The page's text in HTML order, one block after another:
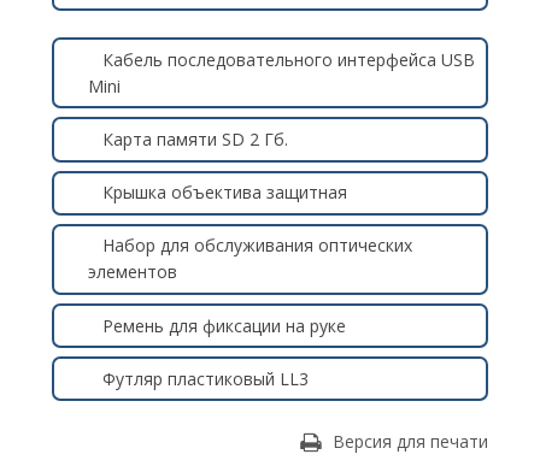
Кабель последовательного интерфейса USB
Mini
Карта памяти SD 2 Гб.
Крышка объектива защитная
Набор для обслуживания оптических
элементов
Ремень для фиксации на руке
Футляр пластиковый LL3
Версия для печати